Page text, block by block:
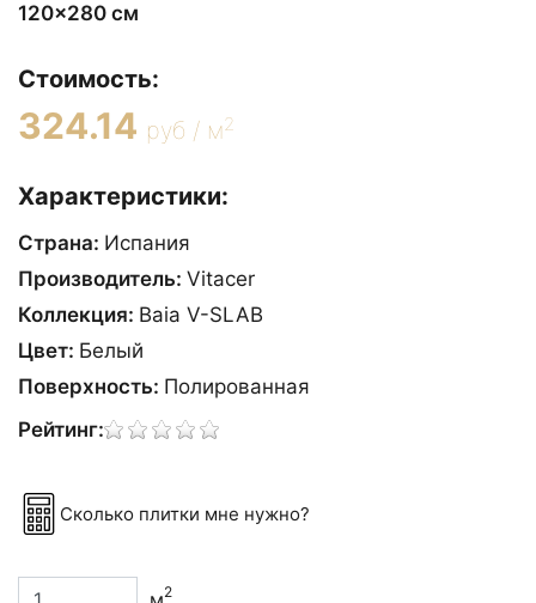
120x280 см
Стоимость:
324.14 руб / м2
Характеристики:
Страна: Испания
Производитель: Vitacer
Коллекция: Baia V-SLAB
Цвет: Белый
Поверхность: Полированная
Рейтинг:
Сколько плитки мне нужно?
2